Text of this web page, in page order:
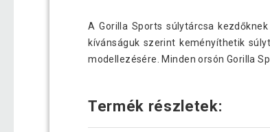
A Gorilla Sports súlytárcsa
kívánságuk szerint keményíthetik
modellezésére. Minden orsón Gorilla
Termék részletek: